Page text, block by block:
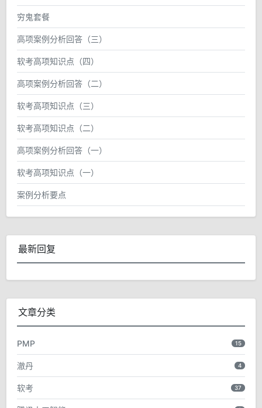
穷鬼套餐
高项案例分析回答（三）
软考高项知识点（四）
高项案例分析回答（二）
软考高项知识点（三）
软考高项知识点（二）
高项案例分析回答（一）
软考高项知识点（一）
案例分析要点
最新回复
文章分类
PMP 15
澈丹 4
软考 37